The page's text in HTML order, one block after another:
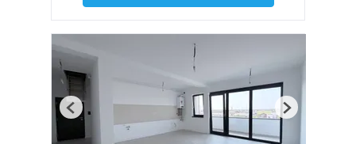
Previous Next